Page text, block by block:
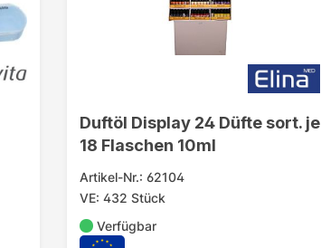
Duftöl Display 24 Düfte sort. je
18 Flaschen 10ml
Artikel-Nr.: 62104
VE: 432 Stück
Verfügbar